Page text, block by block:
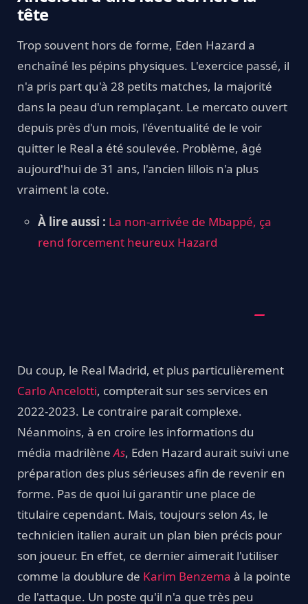
tête
Trop souvent hors de forme, Eden Hazard a
enchaîné les pépins physiques. L'exercice passé, il
n'a pris part qu'à 28 petits matches, la majorité
dans la peau d'un remplaçant. Le mercato ouvert
depuis près d'un mois, l'éventualité de le voir
quitter le Real a été soulevée. Problème, âgé
aujourd'hui de 31 ans, l'ancien lillois n'a plus
vraiment la cote.
À lire aussi : La non-arrivée de Mbappé, ça
rend forcement heureux Hazard
Du coup, le Real Madrid, et plus particulièrement
Carlo Ancelotti, compterait sur ses services en
2022-2023. Le contraire parait complexe.
Néanmoins, à en croire les informations du
média madrilèneAs, Eden Hazard aurait suivi une
préparation des plus sérieuses afin de revenir en
forme. Pas de quoi lui garantir une place de
titulaire cependant. Mais, toujours selonAs, le
technicien italien aurait un plan bien précis pour
son joueur. En effet, ce dernier aimerait l'utiliser
comme la doublure de Karim Benzema à la pointe
de l'attaque. Un poste qu'il n'a que très peu